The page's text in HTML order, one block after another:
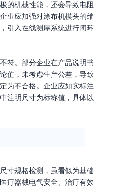
的机械性能，还会导致电阻
业应加强对涂布机模头的维
引入在线测厚系统进行闭环
符。部分企业在产品说明书
值，未考虑生产公差，导致
为不合格。企业应如实标注
注明尺寸为标称值，具体以
寸规格检测，虽看似为基础
疗器械电气安全、治疗有效